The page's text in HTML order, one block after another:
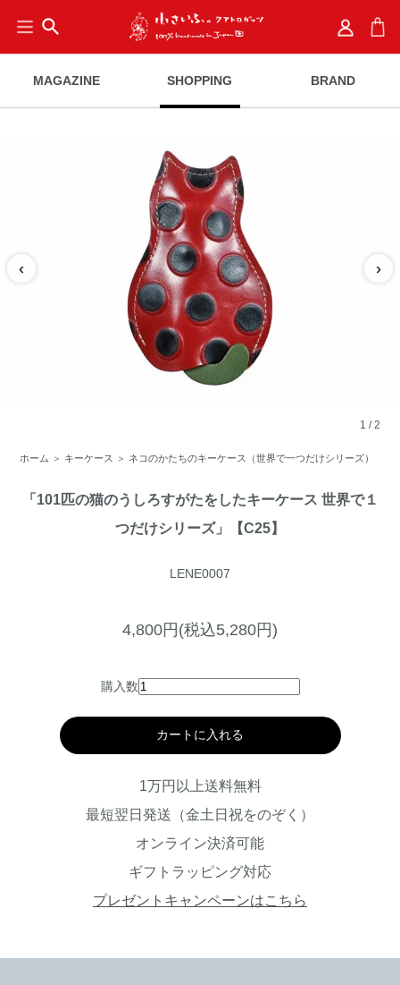
search
MAGAZINE SHOPPING BRAND
‹ ›
1 /2
ホーム ＞ キーケース ＞ ネコのかたちのキーケース（世界で一つだけシリーズ）
「101匹の猫のうしろすがたをしたキーケース 世界で１
つだけシリーズ」【C25】
LENE0007
4,800円(税込5,280円)
購入数
カートに入れる
1万円以上送料無料
最短翌日発送（金土日祝をのぞく）
オンライン決済可能
ギフトラッピング対応
プレゼントキャンペーンはこちら